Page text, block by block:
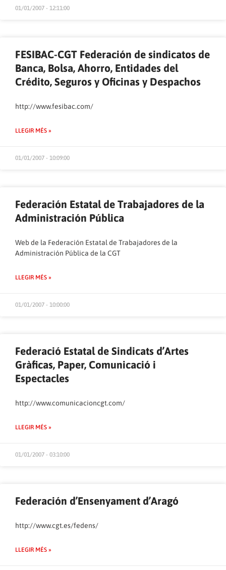
01/01/2007 - 12:11:00
FESIBAC-CGT Federación de sindicatos de
Banca, Bolsa, Ahorro, Entidades del
Crédito, Seguros y Oficinas y Despachos
http://www.fesibac.com/
LLEGIR MÉS »
01/01/2007 - 10:09:00
Federación Estatal de Trabajadores de la
Administración Pública
Web de la Federación Estatal de Trabajadores de la
Administración Pública de la CGT
LLEGIR MÉS »
01/01/2007 - 10:00:00
Federació Estatal de Sindicats d’Artes
Gràficas, Paper, Comunicació i
Espectacles
http://www.comunicacioncgt.com/
LLEGIR MÉS »
01/01/2007 - 03:10:00
Federación d’Ensenyament d’Aragó
http://www.cgt.es/fedens/
LLEGIR MÉS »